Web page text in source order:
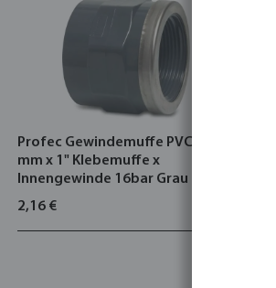
Profec Gewindemuffe PVC-U 32
mm x 1" Klebemuffe x
Innengewinde 16bar Grau mit
Edelstahl Ring Typ verstärkt
2,16 €